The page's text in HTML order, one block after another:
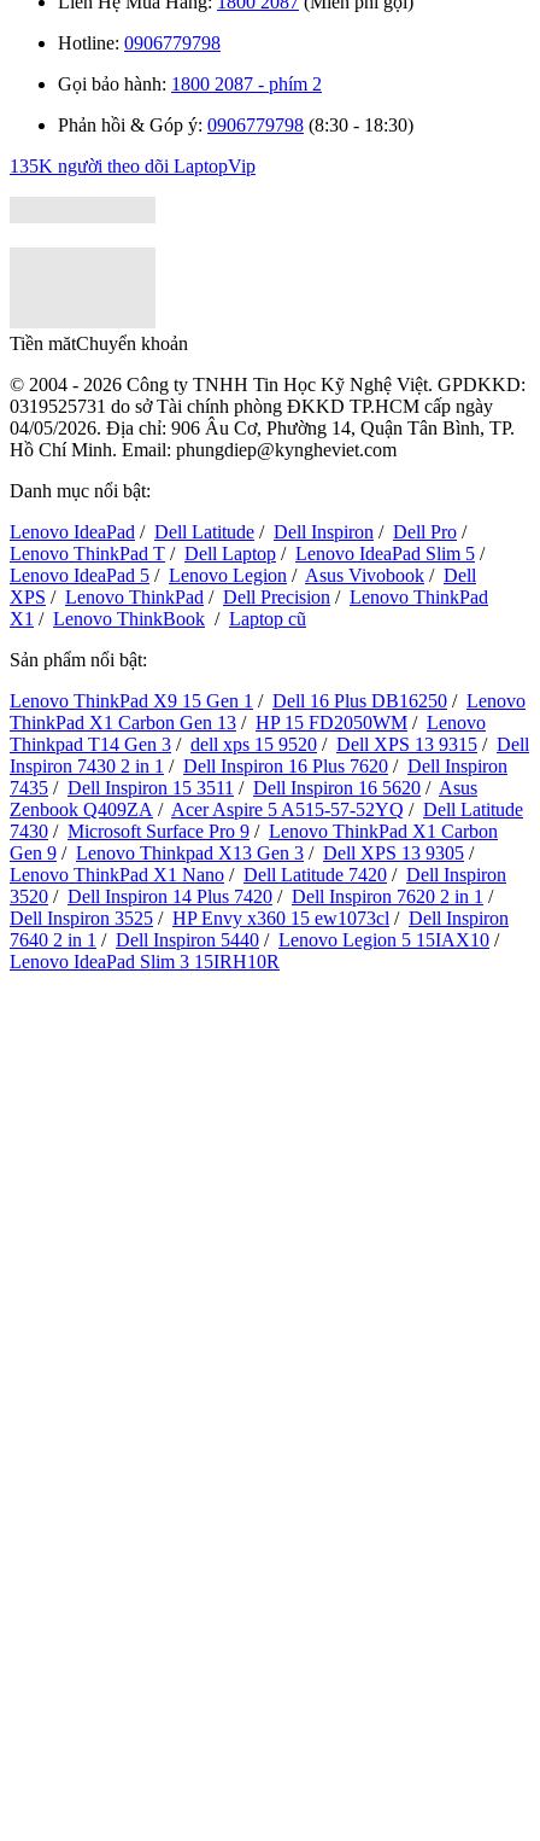
Hotline: 0906779798
Gọi bảo hành: 1800 2087 - phím 2
Phản hồi & Góp ý: 0906779798 (8:30 - 18:30)
135K người theo dõi LaptopVip
Tiền mătChuyển khoản
© 2004 - 2026 Công ty TNHH Tin Học Kỹ Nghệ Việt. GPDKKD:
0319525731 do sở Tài chính phòng ĐKKD TP.HCM cấp ngày
04/05/2026. Địa chỉ: 906 Âu Cơ, Phường 14, Quận Tân Bình, TP.
Hồ Chí Minh. Email: phungdiep@kyngheviet.com
Danh mục nổi bật:
Lenovo IdeaPad / Dell Latitude / Dell Inspiron / Dell Pro /
Lenovo ThinkPad T / Dell Laptop / Lenovo IdeaPad Slim 5 /
Lenovo IdeaPad 5 / Lenovo Legion / Asus Vivobook / Dell
XPS / Lenovo ThinkPad / Dell Precision / Lenovo ThinkPad
X1 / Lenovo ThinkBook / Laptop cũ
Sản phẩm nổi bật:
Lenovo ThinkPad X9 15 Gen 1 / Dell 16 Plus DB16250 / Lenovo
ThinkPad X1 Carbon Gen 13 / HP 15 FD2050WM / Lenovo
Thinkpad T14 Gen 3 / dell xps 15 9520 / Dell XPS 13 9315 / Dell
Inspiron 7430 2 in 1 / Dell Inspiron 16 Plus 7620 / Dell Inspiron
7435 / Dell Inspiron 15 3511 / Dell Inspiron 16 5620 / Asus
Zenbook Q409ZA / Acer Aspire 5 A515-57-52YQ / Dell Latitude
7430 / Microsoft Surface Pro 9 / Lenovo ThinkPad X1 Carbon
Gen 9 / Lenovo Thinkpad X13 Gen 3 / Dell XPS 13 9305 /
Lenovo ThinkPad X1 Nano / Dell Latitude 7420 / Dell Inspiron
3520 / Dell Inspiron 14 Plus 7420 / Dell Inspiron 7620 2 in 1 /
Dell Inspiron 3525 / HP Envy x360 15 ew1073cl / Dell Inspiron
7640 2 in 1 / Dell Inspiron 5440 / Lenovo Legion 5 15IAX10 /
Lenovo IdeaPad Slim 3 15IRH10R